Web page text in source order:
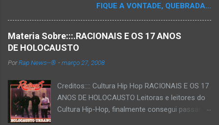
FIQUE A VONTADE, QUEBRADA...
Materia Sobre:::.RACIONAIS E OS 17 ANOS
DE HOLOCAUSTO
PorRap News--® -março 27, 2008
Creditos:::: Cultura Hip Hop RACIONAIS E OS 17
ANOS DE HOLOCAUSTO Leitoras e leitores do
Cultura Hip-Hop, finalmente consegui passar